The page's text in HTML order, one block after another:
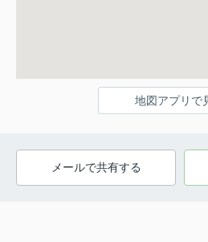
地図アプリで
メールで共有する